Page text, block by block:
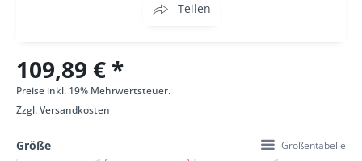
Teilen
109,89 € *
Preise inkl. 19% Mehrwertsteuer.
Zzgl.Versandkosten
Größe Größentabelle